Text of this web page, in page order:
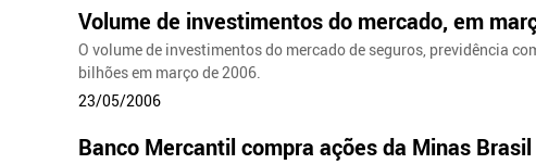
Volume de investimentos do mercado, em
O volume de investimentos do mercado de seguros, previdência
bilhões em março de 2006.
23/05/2006
Banco Mercantil compra ações da Minas Brasil